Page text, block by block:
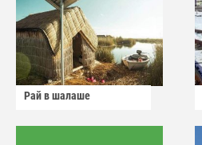
Рай в шалаше